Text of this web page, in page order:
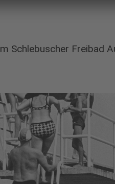
Schlebuscher Freibad